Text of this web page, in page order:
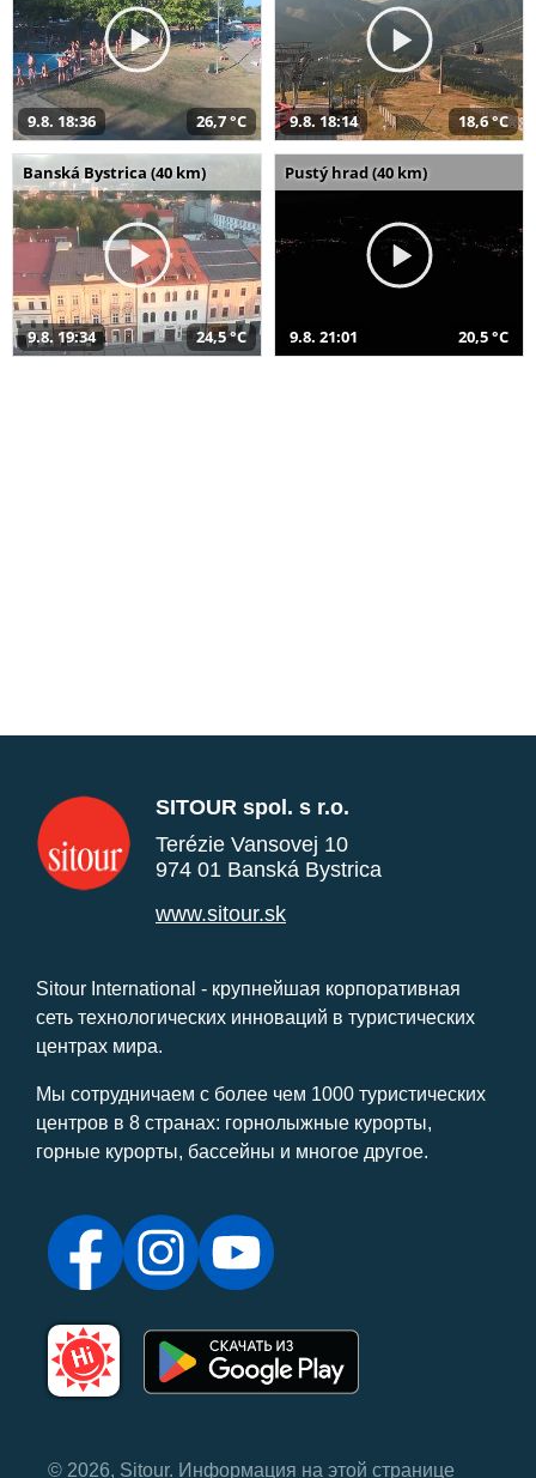
9.8. 18:36 26,7 °C 9.8. 18:14 18,6 °C
Banská Bystrica (40 km)
9.8. 19:34 24,5 °C
Pustý hrad (40 km)
9.8. 21:01 20,5 °C
SITOUR spol. s r.o.
Terézie Vansovej 10
974 01 Banská Bystrica
www.sitour.sk
Sitour International - крупнейшая корпоративная
сеть технологических инноваций в туристических
центрах мира.
Мы сотрудничаем с более чем 1000 туристических
центров в 8 странах: горнолыжные курорты,
горные курорты, бассейны и многое другое.
© 2026, Sitour. Информация на этой странице